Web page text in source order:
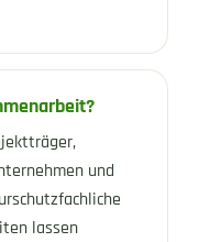
und
lassen